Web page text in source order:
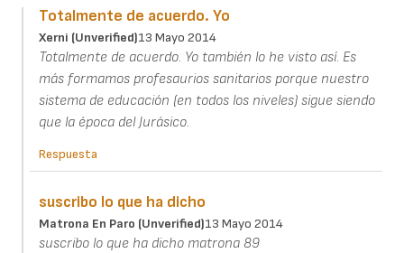
Totalmente de acuerdo. Yo
Xerni (unverified)13 Mayo 2014
Totalmente de acuerdo. Yo también lo he visto así. Es
más formamos profesaurios sanitarios porque nuestro
sistema de educación (en todos los niveles) sigue siendo
que la época del Jurásico.
Respuesta
suscribo lo que ha dicho
Matrona En Paro (unverified)13 Mayo 2014
suscribo lo que ha dicho matrona 89